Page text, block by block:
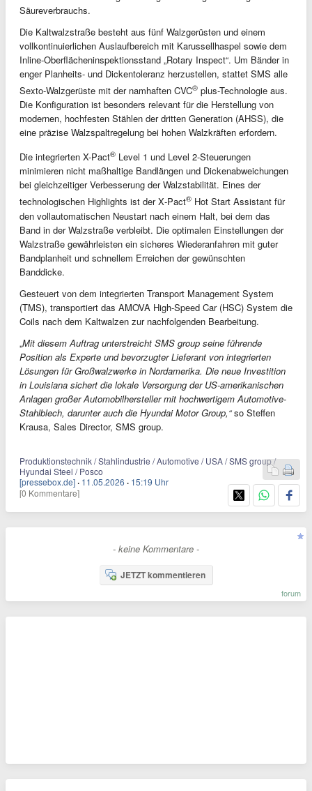
Säureverbrauchs.
Die Kaltwalzstraße besteht aus fünf Walzgerüsten und einem
vollkontinuierlichen Auslaufbereich mit Karussellhaspel sowie dem
Inline-Oberflächeninspektionsstand „Rotary Inspect“. Um Bänder in
enger Planheits- und Dickentoleranz herzustellen, stattet SMS alle
Sexto‑Walzgerüste mit der namhaften CVC® plus-Technologie aus.
Die Konfiguration ist besonders relevant für die Herstellung von
modernen, hochfesten Stählen der dritten Generation (AHSS), die
eine präzise Walzspaltregelung bei hohen Walzkräften erfordern.
Die integrierten X-Pact® Level 1 und Level 2-Steuerungen
minimieren nicht maßhaltige Bandlängen und Dickenabweichungen
bei gleichzeitiger Verbesserung der Walzstabilität. Eines der
technologischen Highlights ist der X‑Pact® Hot Start Assistant für
den vollautomatischen Neustart nach einem Halt, bei dem das
Band in der Walzstraße verbleibt. Die optimalen Einstellungen der
Walzstraße gewährleisten ein sicheres Wiederanfahren mit guter
Bandplanheit und schnellem Erreichen der gewünschten
Banddicke.
Gesteuert von dem integrierten Transport Management System
(TMS), transportiert das AMOVA High-Speed Car (HSC) System die
Coils nach dem Kaltwalzen zur nachfolgenden Bearbeitung.
„Mit diesem Auftrag unterstreicht SMS group seine führende
Position als Experte und bevorzugter Lieferant von integrierten
Lösungen für Großwalzwerke in Nordamerika. Die neue Investition
in Louisiana sichert die lokale Versorgung der US-amerikanischen
Anlagen großer Automobilhersteller mit hochwertigem Automotive-
Stahlblech, darunter auch die Hyundai Motor Group,“so Steffen
Krausa, Sales Director, SMS group.
Produktionstechnik / Stahlindustrie / Automotive / USA / SMS group /
Hyundai Steel / Posco
[pressebox.de] · 11.05.2026 · 15:19 Uhr
[0 Kommentare]
- keine Kommentare -
JETZT kommentieren
forum